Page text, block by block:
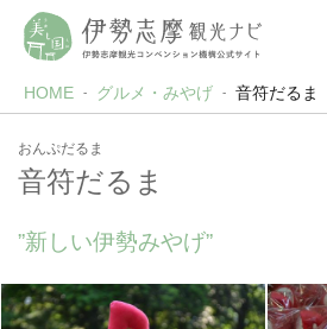
HOME グルメ・みやげ 音符だるま
おんぷだるま
音符だるま
”新しい伊勢みやげ”